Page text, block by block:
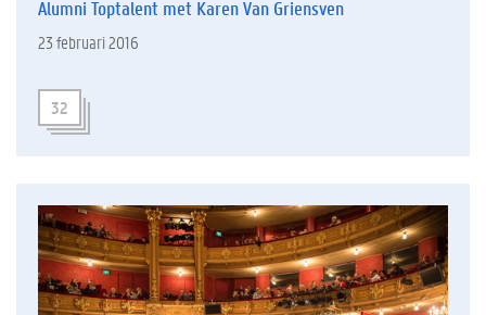
Alumni Toptalent met Karen Van Griensven
23 februari 2016
32